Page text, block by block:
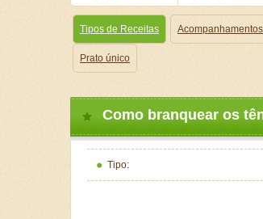
Tipos de Receitas Acompanhamentos
Prato único
Como branquear os
Tipo: